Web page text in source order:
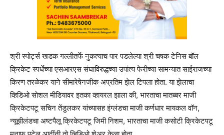
श्री स्पोर्ट्स खडक गल्लीतर्फे नुकत्याच पार पडलेल्या श्री चषक टेनिस बॉल
क्रिकेट स्पर्धेच्या एसआरएस संघाविरुद्धच्या उपांत्य फेरीच्या सामन्यात साईराजच्या
किरण तरळेकर याने सीमारेषेनजीक अप्रतिम झेल टिपला होता. या झेलाचा
व्हिडिओ सोशल मीडियावर इतका व्हायरल झाला की, भारताचा मातब्बर माजी
क्रिकेटपटू सचिन तेंडुलकर यांच्यासह इंग्लंडचा माजी कर्णधार मायकल वाॅन,
न्यूझीलंडचा अष्टपैलू क्रिकेटपटू जिमी निशम, भारताचा माजी कसोटी क्रिकेटपटू